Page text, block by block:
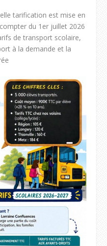
tarification est mise en
du 1er juillet 2026
de transport scolaire,
à la demande et la